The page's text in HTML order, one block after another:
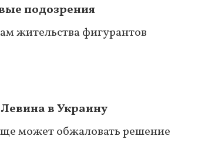
подозрения
жительства фигурантов
в Украину
может обжаловать решение